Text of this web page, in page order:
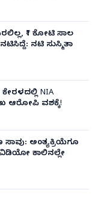
₹1 ಕೋಟಿ ಸಾಲ
ನಟಿ ಸುಸ್ಮಿತಾ
NIA
ಆರೋಪಿ ವಶಕ್ಕೆ!
ಸಾವು: ಅಂತ್ಯಕ್ರಿಯೆಗೂ
ಕಾಲಿನಲ್ಲೇ